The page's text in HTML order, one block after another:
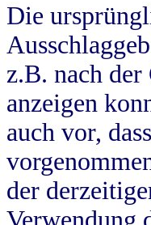
Die
z.B. nach
anzeigen
auch vor,
der